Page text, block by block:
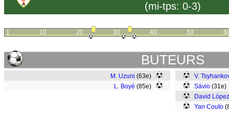
(mi-tps: 0-3)
1 10 20 30 40 50
BUTEURS
M. Uzuni (63e)
L. Boyé (85e)
V.
Sávio (31e)
David López
Yan Couto